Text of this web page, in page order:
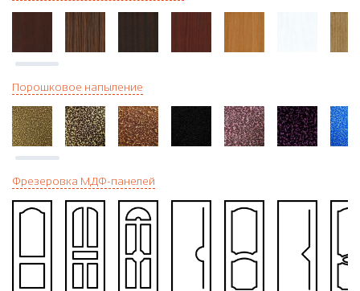
Порошковое напыление
Фрезеровка МДФ-панелей